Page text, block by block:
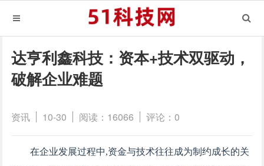
达亨利鑫科技：资本+技术双驱动，
破解企业难题
资讯 10-30 阅读：16066 评论：0
在企业发展过程中,资金与技术往往成为制约成长的关